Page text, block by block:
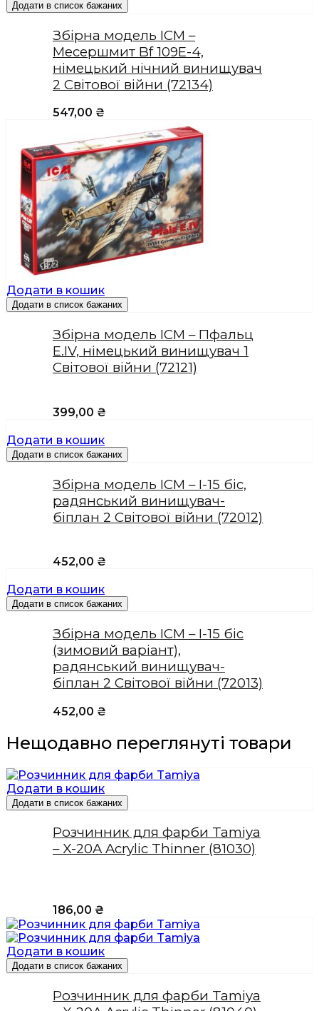
Додати в список бажаних
Збірна модель ICM –
Месершмит Bf 109E-4,
німецький нічний винищувач
2 Світової війни (72134)
547,00 ₴
Додати в кошик
Додати в список бажаних
Збірна модель ICM – Пфальц
Е.IV, німецький винищувач 1
Світової війни (72121)
399,00 ₴
Додати в кошик
Додати в список бажаних
Збірна модель ICM – І-15 біс,
радянський винищувач-
біплан 2 Світової війни (72012)
452,00 ₴
Додати в кошик
Додати в список бажаних
Збірна модель ICM – І-15 біс
(зимовий варіант),
радянський винищувач-
біплан 2 Світової війни (72013)
452,00 ₴
Нещодавно переглянуті товари
Додати в кошик
Додати в список бажаних
Розчинник для фарби Tamiya
– X-20A Acrylic Thinner (81030)
186,00 ₴
Додати в кошик
Додати в список бажаних
Розчинник для фарби Tamiya